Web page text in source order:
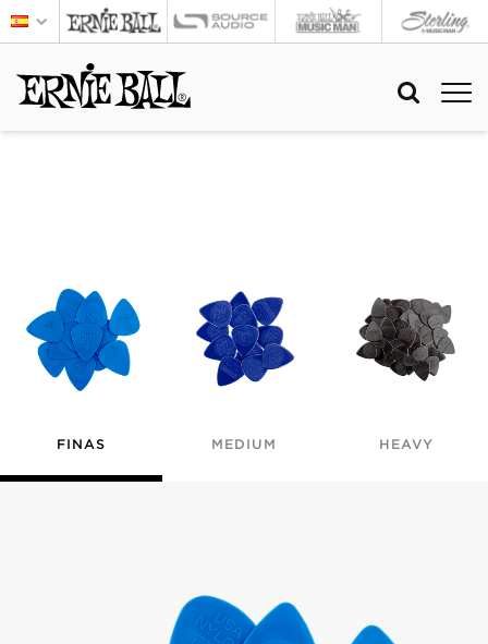
FINAS MEDIUM HEAVY